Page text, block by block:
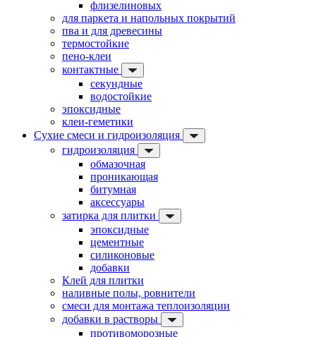
флизелиновых
для паркета и напольных покрытий
пва и для древесины
термостойкие
пено-клеи
контактные
секундные
водостойкие
эпоксидные
клеи-геметики
Сухие смеси и гидроизоляция
гидроизоляция
обмазочная
проникающая
битумная
аксессуары
затирка для плитки
эпоксидные
цементные
силиконовые
добавки
Клей для плитки
наливные полы, ровнители
смеси для монтажа теплоизоляции
добавки в растворы
противоморозные